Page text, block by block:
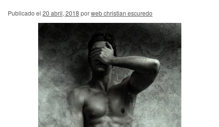
Publicado el 20 abril, 2018 porweb christian escuredo